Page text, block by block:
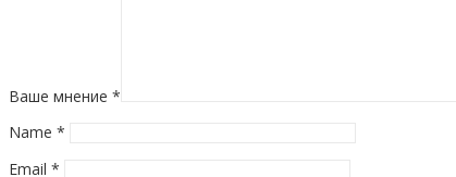
Ваше мнение *
Name *
Email *